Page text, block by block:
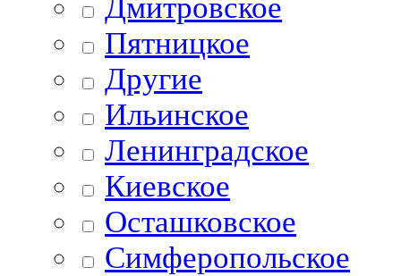
Дмитровское
Пятницкое
Другие
Ильинское
Ленинградское
Киевское
Осташковское
Симферопольское